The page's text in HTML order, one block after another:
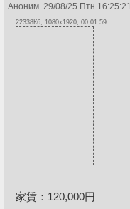
Аноним 29/08/25 Птн 16:25:21
22338Кб, 1080x1920, 00:01:59
家賃：120,000円